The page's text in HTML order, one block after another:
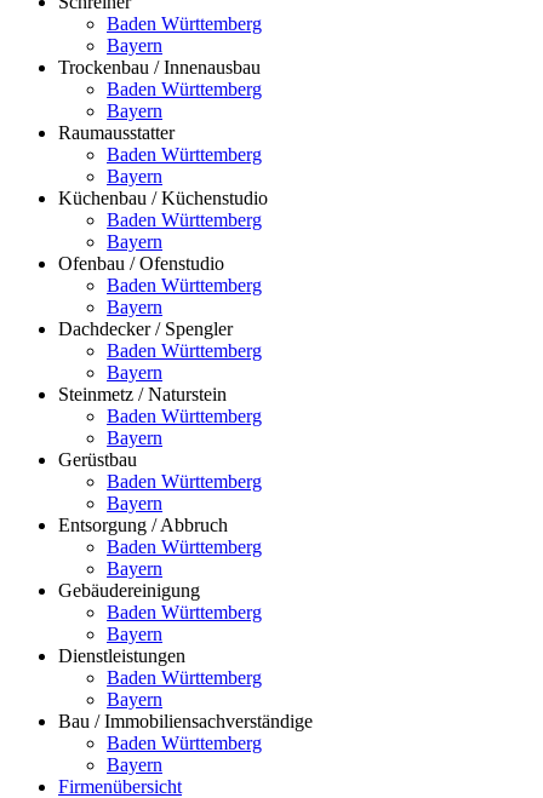
Baden Württemberg
Bayern
Trockenbau / Innenausbau
Baden Württemberg
Bayern
Raumausstatter
Baden Württemberg
Bayern
Küchenbau / Küchenstudio
Baden Württemberg
Bayern
Ofenbau / Ofenstudio
Baden Württemberg
Bayern
Dachdecker / Spengler
Baden Württemberg
Bayern
Steinmetz / Naturstein
Baden Württemberg
Bayern
Gerüstbau
Baden Württemberg
Bayern
Entsorgung / Abbruch
Baden Württemberg
Bayern
Gebäudereinigung
Baden Württemberg
Bayern
Dienstleistungen
Baden Württemberg
Bayern
Bau / Immobiliensachverständige
Baden Württemberg
Bayern
Firmenübersicht